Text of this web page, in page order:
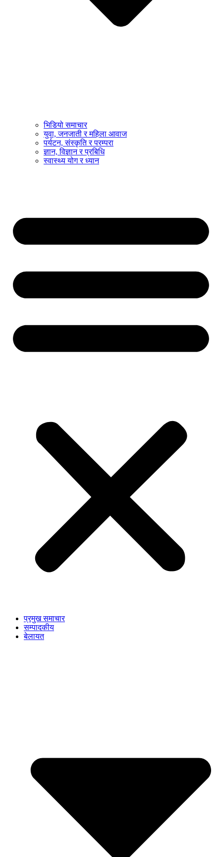
भिडियो समाचार
युवा, जनजाती र महिला आवाज
पर्यटन, संस्कृति र परम्परा
ज्ञान, विज्ञान र प्रबिधि
स्वास्थ्य योग र ध्यान
प्रमुख समाचार
सम्पादकीय
बेलायत